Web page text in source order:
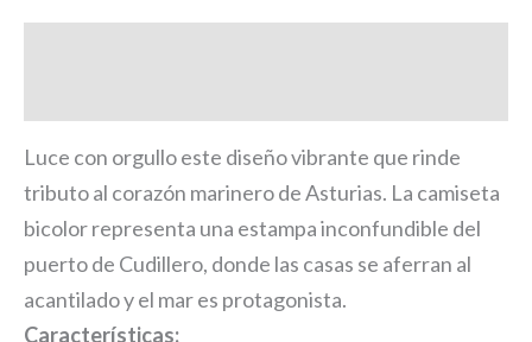
Luce con orgullo este diseño vibrante que rinde
tributo al corazón marinero de Asturias. La camiseta
bicolor representa una estampa inconfundible del
puerto de Cudillero, donde las casas se aferran al
acantilado y el mar es protagonista.
Características: